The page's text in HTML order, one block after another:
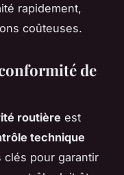
rapidement,
coûteuses.
de
routière est
technique
pour garantir